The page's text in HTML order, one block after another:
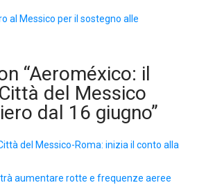
al Messico per il sostegno alle
“Aeroméxico: il
del Messico
dal 16 giugno”
del Messico-Roma: inizia il conto alla
aumentare rotte e frequenze aeree